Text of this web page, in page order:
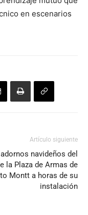
en escenarios
Artículo siguiente
navideños del
la Plaza de Armas de
Montt a horas de su
instalación